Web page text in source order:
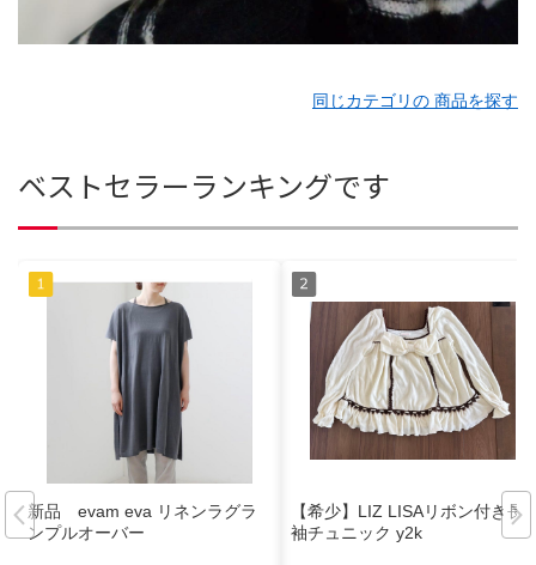
同じカテゴリの 商品を探す
ベストセラーランキングです
新品 evam eva リネンラグラ
ンプルオーバー
【希少】LIZ LISAリボン付き長
袖チュニック y2k